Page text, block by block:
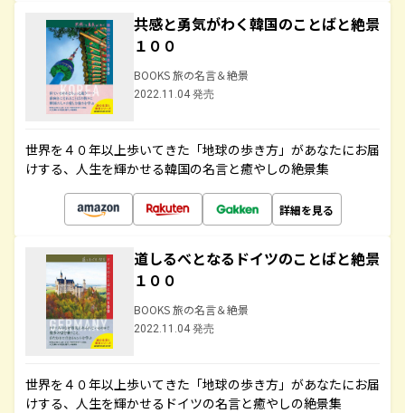
共感と勇気がわく韓国のことばと絶景
１００
BOOKS 旅の名言＆絶景
2022.11.04 発売
世界を４０年以上歩いてきた「地球の歩き方」があなたにお届
けする、人生を輝かせる韓国の名言と癒やしの絶景集
詳細を見る
道しるべとなるドイツのことばと絶景
１００
BOOKS 旅の名言＆絶景
2022.11.04 発売
世界を４０年以上歩いてきた「地球の歩き方」があなたにお届
けする、人生を輝かせるドイツの名言と癒やしの絶景集